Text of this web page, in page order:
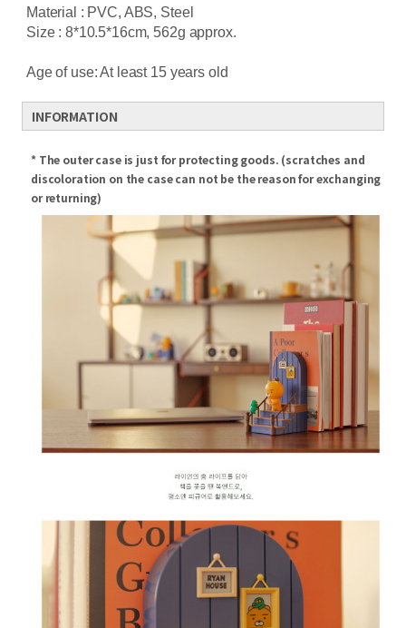
Material : PVC, ABS, Steel
Size : 8*10.5*16cm, 562g approx.
Age of use: At least 15 years old
INFORMATION
* The outer case is just for protecting goods. (scratches and
discoloration on the case can not be the reason for exchanging
or returning)